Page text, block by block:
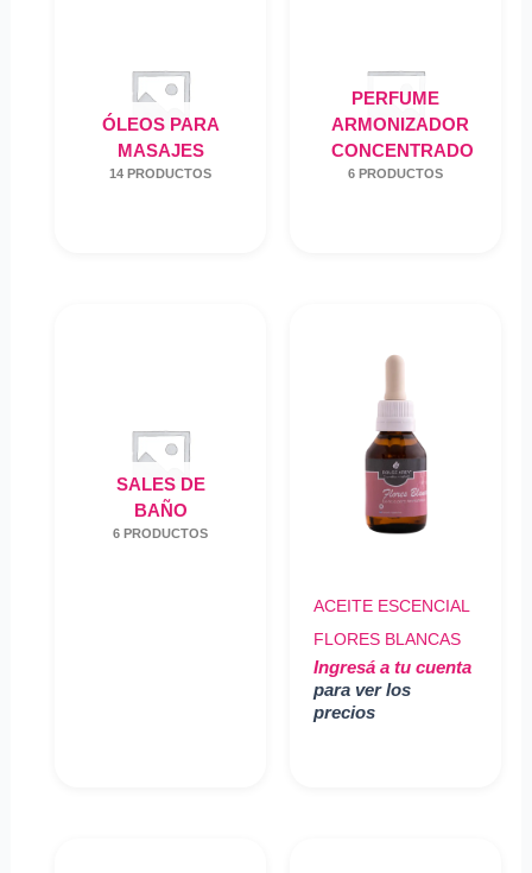
ÓLEOS PARA
MASAJES
14 PRODUCTOS
PERFUME
ARMONIZADOR
CONCENTRADO
6 PRODUCTOS
SALES DE
BAÑO
6 PRODUCTOS
ACEITE ESCENCIAL
FLORES BLANCAS
Ingresá a tu cuenta
para ver los
precios